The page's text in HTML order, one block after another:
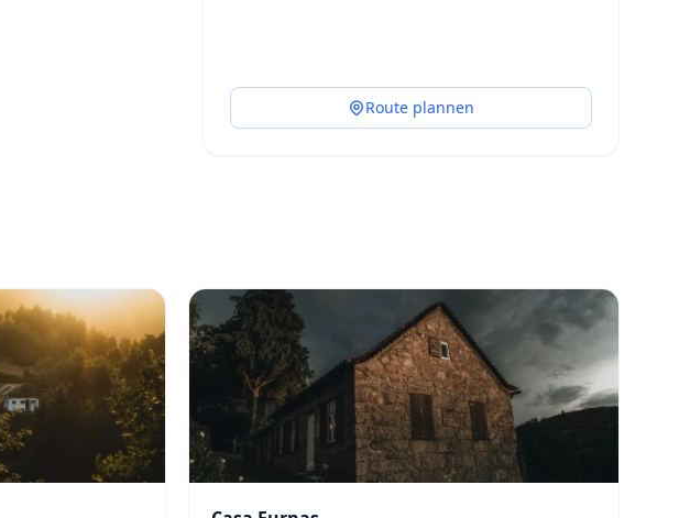
Route plannen